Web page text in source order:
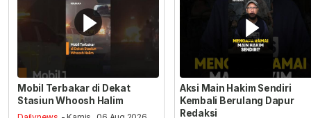
Mobil Terbakar di Dekat
Stasiun Whoosh Halim
Aksi Main Hakim Sendiri
Kembali Berulang Dapur
Redaksi